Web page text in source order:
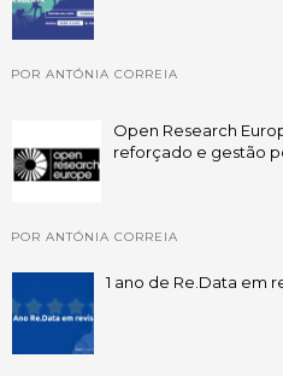
POR ANTÓNIA CORREIA
Open Research
reforçado e gestão
POR ANTÓNIA CORREIA
1 ano de Re.Data em